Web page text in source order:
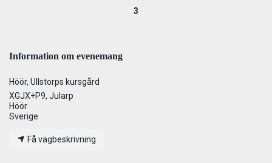
3
Information om evenemang
Höör, Ullstorps kursgård
XGJX+P9, Jularp
Höör
Sverige
Få vägbeskrivning